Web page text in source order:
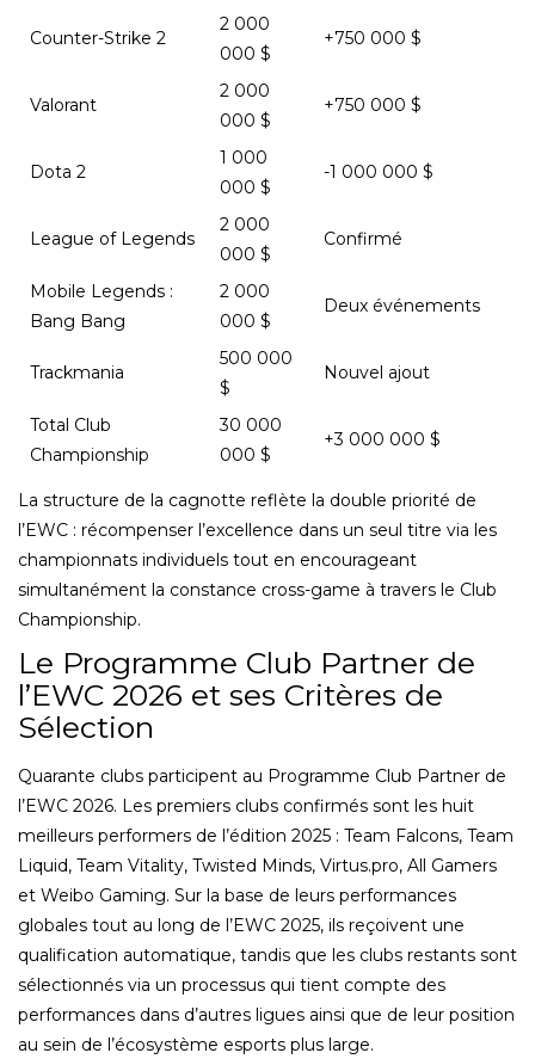
Counter-Strike 2
2 000
000 $
+750 000 $
Valorant
2 000
000 $
+750 000 $
Dota 2
1 000
000 $
-1 000 000 $
League of Legends
2 000
000 $
Confirmé
Mobile Legends :
Bang Bang
2 000
000 $
Deux événements
Trackmania
500 000
$
Nouvel ajout
Total Club
Championship
30 000
000 $
+3 000 000 $
La structure de la cagnotte reflète la double priorité de
l’EWC : récompenser l’excellence dans un seul titre via les
championnats individuels tout en encourageant
simultanément la constance cross-game à travers le Club
Championship.
Le Programme Club Partner de
l’EWC 2026 et ses Critères de
Sélection
Quarante clubs participent au Programme Club Partner de
l’EWC 2026. Les premiers clubs confirmés sont les huit
meilleurs performers de l’édition 2025 : Team Falcons, Team
Liquid, Team Vitality, Twisted Minds, Virtus.pro, All Gamers
et Weibo Gaming. Sur la base de leurs performances
globales tout au long de l’EWC 2025, ils reçoivent une
qualification automatique, tandis que les clubs restants sont
sélectionnés via un processus qui tient compte des
performances dans d’autres ligues ainsi que de leur position
au sein de l’écosystème esports plus large.